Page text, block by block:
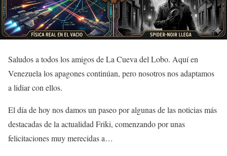
Saludos a todos los amigos de La Cueva del Lobo. Aquí en
Venezuela los apagones continúan, pero nosotros nos adaptamos
a lidiar con ellos.
El día de hoy nos damos un paseo por algunas de las noticias más
destacadas de la actualidad Friki, comenzando por unas
felicitaciones muy merecidas a…